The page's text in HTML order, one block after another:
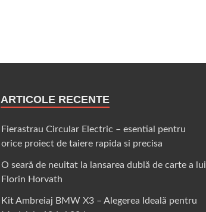
ARTICOLE RECENTE
Fierastrau Circular Electric – esential pentru
orice proiect de taiere rapida si precisa
O seară de neuitat la lansarea dublă de carte a lui
Florin Horvath
Kit Ambreiaj BMW X3 – Alegerea Ideală pentru